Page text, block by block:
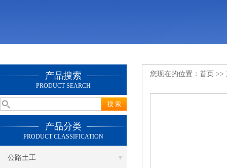
产品搜索
PRODUCT SEARCH
产品分类
PRODUCT CLASSIFICATION
公路土工
您现在的位置： 首页 >>